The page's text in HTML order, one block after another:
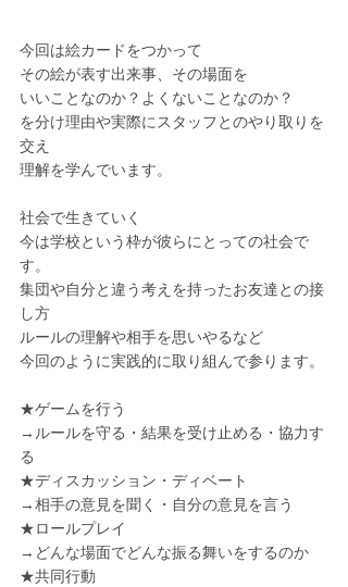
今回は絵カードをつかって
その絵が表す出来事、その場面を
いいことなのか？よくないことなのか？
を分け理由や実際にスタッフとのやり取りを
交え
理解を学んでいます。
社会で生きていく
今は学校という枠が彼らにとっての社会で
す。
集団や自分と違う考えを持ったお友達との接
し方
ルールの理解や相手を思いやるなど
今回のように実践的に取り組んで参ります。
★ゲームを行う
→ルールを守る・結果を受け止める・協力す
る
★ディスカッション・ディベート
→相手の意見を聞く・自分の意見を言う
★ロールプレイ
→どんな場面でどんな振る舞いをするのか
★共同行動